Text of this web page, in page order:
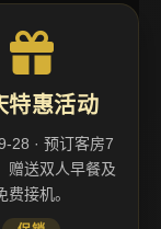
特惠活动
28 · 预订客房7
赠送双人早餐及
费接机。